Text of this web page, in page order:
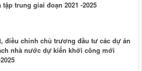
trung giai đoạn 2021 -2025
điều chỉnh chủ trương đầu tư các dự án
nhà nước dự kiến khởi công mới